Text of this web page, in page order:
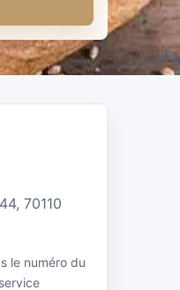
70110
le numéro du